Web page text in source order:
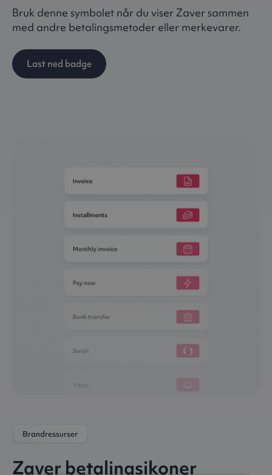
Bruk denne symbolet når du viser Zaver sammen
med andre betalingsmetoder eller merkevarer.
Last ned badge
Brandressurser
Zaver betalingsikoner